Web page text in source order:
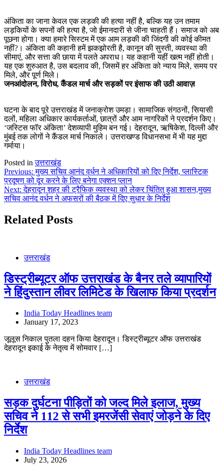
अंकिता का जाना केवल एक लड़की की हत्या नहीं है, बल्कि यह उन तमाम
लड़कियों के सपनों की हत्या है, जो ईमानदारी से जीना चाहती हैं। समाज को अब
पूछना होगा। क्या हमारे सिस्टम में एक आम लड़की की जिंदगी की कोई कीमत
नहीं?। अंकिता की कहानी हमें झकझोरती है, कानून की सुस्ती, व्यवस्था की
सीमाएं, और सत्ता की छाया में पलते अपराध। यह कहानी यहीं खत्म नहीं होती।
यह एक शुरुआत है, उस बदलाव की, जिसमें हर अंकिता को न्याय मिले, समय पर
मिले, और पूर्ण मिले।
जनआंदोलन, विरोध, कैंडल मार्च और सड़कों पर इंसाफ की उठी आवाज़
घटना के बाद पूरे उत्तराखंड में जनाक्रोश उमड़ा। सामाजिक संगठनों, सियासी
दलों, महिला अधिकार कार्यकर्ताओं, छात्रों और आम नागरिकों ने प्रदर्शन किए।
‘जस्टिस फॉर अंकिता’ देशव्यापी मुहिम बन गई। देहरादून, ऋषिकेश, दिल्ली और
मुंबई तक लोगों ने कैंडल मार्च निकाले। उत्तराखण्ड विधानसभा में भी यह मुद्दा
गर्माया।
Posted inउत्तराखंड
Post
navigation
Previous: मुख्य सचिव आनंद वर्धन ने अधिकारियों को दिए निर्देश, प्लास्टिक
प्रदूषण को दूर करने के लिए बनेगा एक्शन प्लान
Next: देहरादून शहर की ट्रैफिक व्यवस्था को लेकर चिंतित हुआ शासन,मुख्य
सचिव आनंद वर्धन ने अफसरों की बैठक में दिए सुधार के निर्देश
Related Posts
उत्तराखंड
डिस्ट्रीब्यूटर ऑफ उत्तराखंड के बैनर तले व्यापारियों
ने हिंदुस्तान लीवर लिमिटेड के खिलाफ किया प्रदर्शन
India Today Headlines team
January 17, 2023
जूलूस निकाल पुतला दहन किया देहरादून। डिस्ट्रीब्यूटर ऑफ उत्तराखंड
देहरादून इकाई के नेतृत्व में सोमवार […]
उत्तराखंड
सड़क दुर्घटना पीड़ितों को जल्द मिले इलाज, मुख्य
सचिव ने 112 से सभी इमरजेंसी सेवाएं जोड़ने के दिए
निर्देश
India Today Headlines team
July 23, 2026